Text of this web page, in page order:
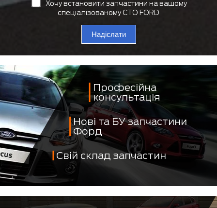
Хочу встановити запчастини на вашому
спеціалізованому СТО FORD
Надіслати
Професійна
консультація
Нові та БУ запчастини
Форд
Свій склад запчастин